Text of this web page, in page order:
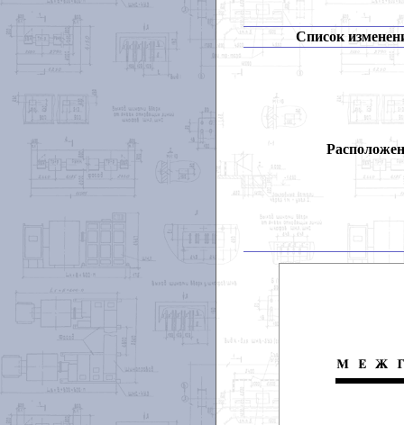
Список